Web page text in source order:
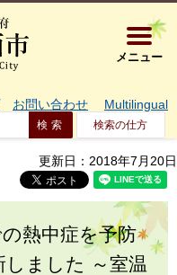
大阪府箕
メニュー
お問い合わせ Multilingual
検索の仕方
更新日：2018年7月20日
の熱中症を予防
ました ～室温